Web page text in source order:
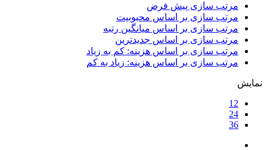
مرتب سازی پیش فرض
مرتب سازی بر اساس محبوبیت
مرتب سازی بر اساس میانگین رتبه
مرتب سازی بر اساس جدیدترین
مرتب سازی بر اساس هزینه: کم به زیاد
مرتب سازی بر اساس هزینه: زیاد به کم
نمایش
12
24
36